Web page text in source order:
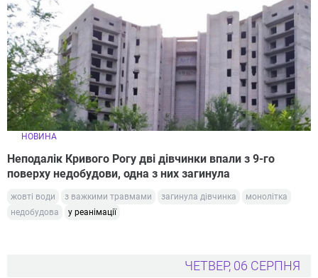
НОВИНА
Неподалік Кривого Рогу дві дівчинки впали з 9-го
поверху недобудови, одна з них загинула
жовті води з важкими травмами загинула дівчинка
монолітка
недобудова
у реанімації
ЧЕТВЕР, 06 СЕРПНЯ